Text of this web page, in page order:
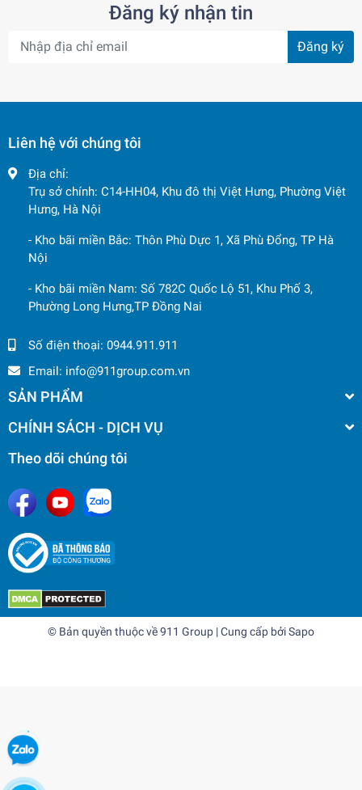
Đăng ký nhận tin
Đăng ký
Liên hệ với chúng tôi
Địa chỉ:
Trụ sở chính: C14-HH04, Khu đô thị Việt Hưng, Phường Việt
Hưng, Hà Nội
- Kho bãi miền Bắc: Thôn Phù Dực 1, Xã Phù Đổng, TP Hà
Nội
- Kho bãi miền Nam: Số 782C Quốc Lộ 51, Khu Phố 3,
Phường Long Hưng,TP Đồng Nai
Số điện thoại: 0944.911.911
Email: info@911group.com.vn
SẢN PHẨM
CHÍNH SÁCH - DỊCH VỤ
Theo dõi chúng tôi
© Bản quyền thuộc về911 Group | Cung cấp bởiSapo